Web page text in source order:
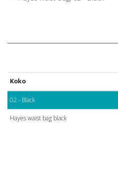
Koko
02 - Black
Hayes waist bag black